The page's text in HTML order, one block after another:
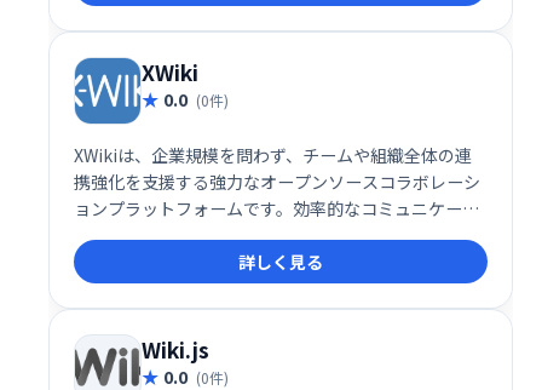
XWiki
0.0 (0件)
XWikiは、企業規模を問わず、チームや組織全体の連
携強化を支援する強力なオープンソースコラボレーシ
ョンプラットフォームです。効率的なコミュニケーシ
ョンと情報共有を実現し、組織内の情報サイロを解消
します。重要な情報への迅速かつ効率的なアクセスを
可能にし、ビジネス知識の価値を高め、時間とコスト
の節約に貢献します。あらゆる規模の組織におけるコ
ラボレーションの最適化に最適なソリューションで
す。
詳しく見る
Wiki.js
0.0 (0件)